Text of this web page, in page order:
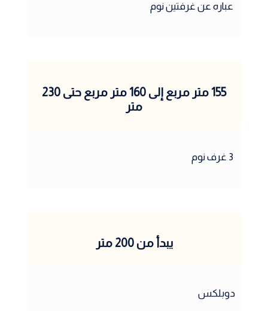
عباره عن غرفتين نوم
155 متر مربع إلى 160 متر مربع حتى 230
متر
يبدأ من 200 متر
دوبلكس